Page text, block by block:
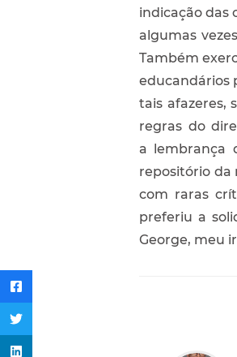
indicação das
algumas
Também
educandários
tais afazeres,
regras do
a lembrança
repositório da
com raras
preferiu a
George, meu